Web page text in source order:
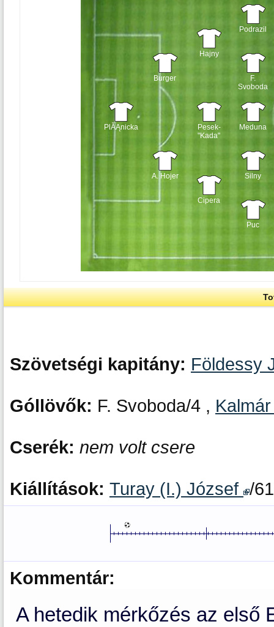
PlĂĄnicka
Burger
A. Hojer
Hajny
Pesek-
"Kada"
Cipera
Podrazil
F.
Svoboda
Meduna
Silny
Puc
Szövetségi kapitány: Földessy
Góllövők: F. Svoboda/4 ,
Cserék: nem volt csere
Kiállítások: Turay (I.) József /61
Kommentár:
A hetedik mérkőzés az első